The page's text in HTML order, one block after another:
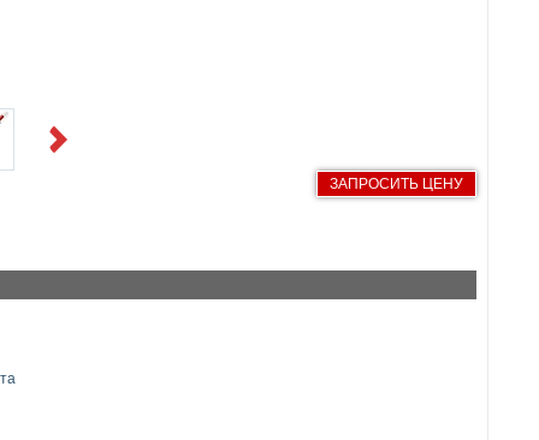
Next
ЗАПРОСИТЬ ЦЕНУ